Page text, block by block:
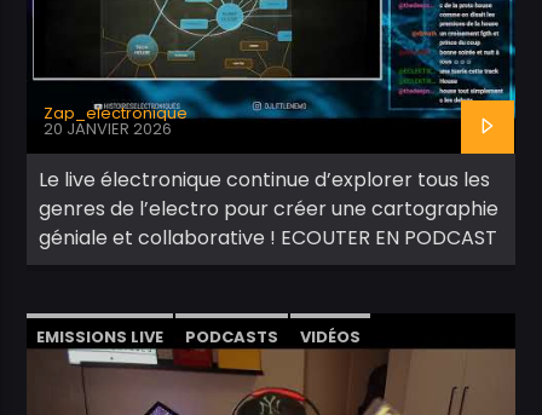
Zap_electronique
20 JANVIER 2026
Le live électronique continue d’explorer tous les
genres de l’electro pour créer une cartographie
géniale et collaborative ! ECOUTER EN PODCAST
EMISSIONS LIVE PODCASTS VIDÉOS